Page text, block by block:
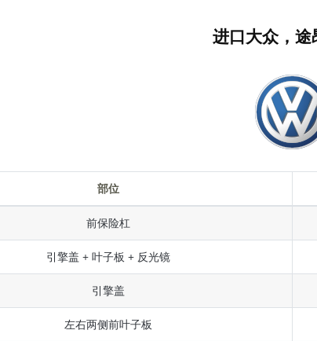
进口大众，途
部位
前保险杠
引擎盖 + 叶子板 + 反光镜
引擎盖
左右两侧前叶子板